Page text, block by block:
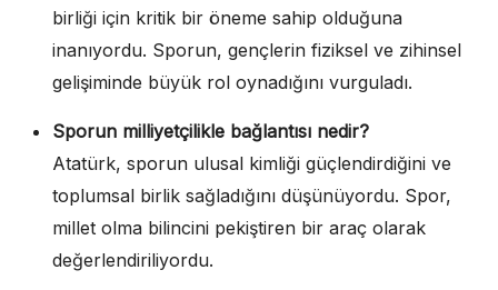
birliği için kritik bir öneme sahip olduğuna
inanıyordu. Sporun, gençlerin fiziksel ve zihinsel
gelişiminde büyük rol oynadığını vurguladı.
Sporun milliyetçilikle bağlantısı nedir?
Atatürk, sporun ulusal kimliği güçlendirdiğini ve
toplumsal birlik sağladığını düşünüyordu. Spor,
millet olma bilincini pekiştiren bir araç olarak
değerlendiriliyordu.